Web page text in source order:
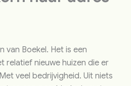
van Boekel. Het is een
relatief nieuwe huizen die er
veel bedrijvigheid. Uit niets